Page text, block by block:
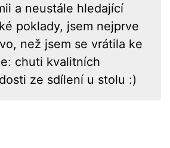
a neustále hledající
poklady, jsem nejprve
než jsem se vrátila ke
chuti kvalitních
ze sdílení u stolu :)